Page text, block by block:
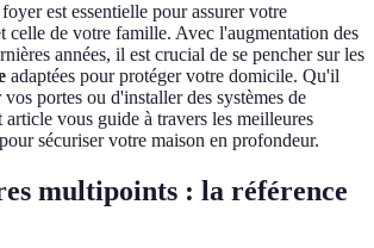
est essentielle pour assurer votre
celle de votre famille. Avec l'augmentation des
années, il est crucial de se pencher sur les
adaptées pour protéger votre domicile. Qu'il
portes ou d'installer des systèmes de
article vous guide à travers les meilleures
sécuriser votre maison en profondeur.
multipoints : la référence